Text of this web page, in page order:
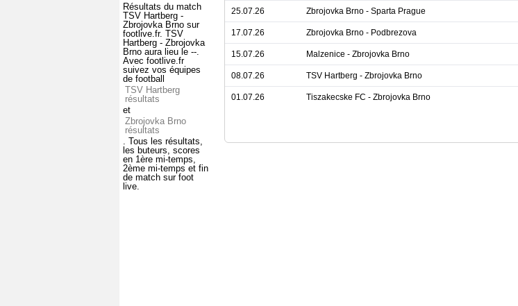
Résultats du match
TSV Hartberg -
Zbrojovka Brno sur
footlive.fr. TSV
Hartberg - Zbrojovka
Brno aura lieu le --.
Avec footlive.fr
suivez vos équipes
de football
TSV Hartberg
résultats
et
Zbrojovka Brno
résultats
. Tous les résultats,
les buteurs, scores
en 1ère mi-temps,
2ème mi-temps et fin
de match sur foot
live.
25.07.26 Zbrojovka Brno - Sparta Prague
17.07.26 Zbrojovka Brno - Podbrezova
15.07.26 Malzenice - Zbrojovka Brno
08.07.26 TSV Hartberg - Zbrojovka Brno
01.07.26 Tiszakecske FC - Zbrojovka Brno